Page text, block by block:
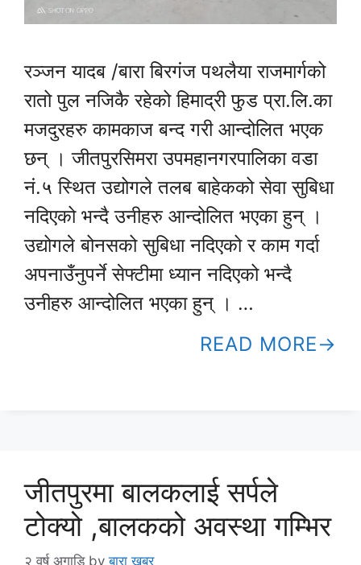
रञ्जन यादब /बारा बिरगंज पथलैया राजमार्गको
रातो पुल नजिकै रहेको हिमाद्री फुड प्रा.लि.का
मजदुरहरु कामकाज बन्द गरी आन्दोलित भएक
छन् । जीतपुरसिमरा उपमहानगरपालिका वडा
नं.५ स्थित उद्योगले तलब बाहेकको सेवा सुबिधा
नदिएको भन्दै उनीहरु आन्दोलित भएका हुन् ।
उद्योगले बोनसको सुबिधा नदिएको र काम गर्दा
अपनाउँनुपर्ने सेफ्टीमा ध्यान नदिएको भन्दै
उनीहरु आन्दोलित भएका हुन् । …
READ MORE
जीतपुरमा बालकलाई सर्पले
टोक्यो ,बालकको अवस्था गम्भिर
२ वर्ष अगाडि byबारा खबर